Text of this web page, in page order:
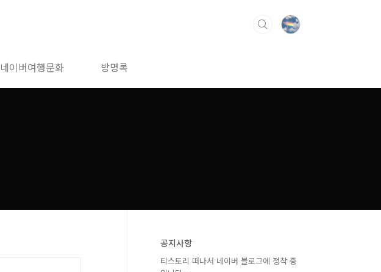
네이버여행문화 방명록
공지사항
티스토리 떠나서 네이버 블로그에 정착 중